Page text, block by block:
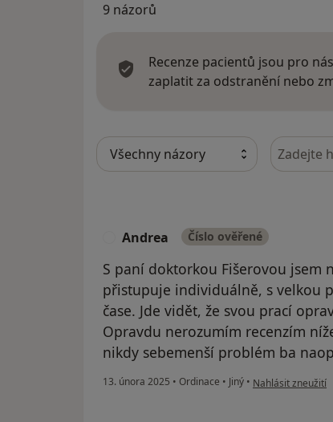
9 názorů
Recenze pacientů jsou pro
zaplatit za odstranění nebo
Hledejte
Andrea Číslo ověřené
S paní doktorkou Fišerovou jsem
přistupuje individuálně, s velkou
čase. Jde vidět, že svou prací
Opravdu nerozumím recenzím
nikdy sebemenší problém ba
13. února 2025 • Ordinace • Jiný • podle názoru
Nahlásit zneužití